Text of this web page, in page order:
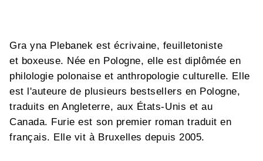
Gra yna Plebanek est écrivaine, feuilletoniste
et boxeuse. Née en Pologne, elle est diplômée en
philologie polonaise et anthropologie culturelle. Elle
est l'auteure de plusieurs bestsellers en Pologne,
traduits en Angleterre, aux États-Unis et au
Canada. Furie est son premier roman traduit en
français. Elle vit à Bruxelles depuis 2005.